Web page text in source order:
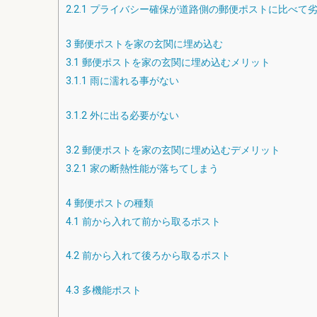
2.2.1 プライバシー確保が道路側の郵便ポストに比べて
3 郵便ポストを家の玄関に埋め込む
3.1 郵便ポストを家の玄関に埋め込むメリット
3.1.1 雨に濡れる事がない
3.1.2 外に出る必要がない
3.2 郵便ポストを家の玄関に埋め込むデメリット
3.2.1 家の断熱性能が落ちてしまう
4 郵便ポストの種類
4.1 前から入れて前から取るポスト
4.2 前から入れて後ろから取るポスト
4.3 多機能ポスト